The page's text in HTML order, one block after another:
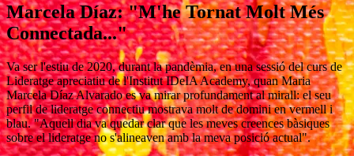
Marcela Díaz: "M'he Tornat Molt Més
Connectada..."
Va ser l'estiu de 2020, durant la pandèmia, en una sessió del curs de
Lideratge apreciatiu de l'Institut IDeIA Academy, quan Maria
Marcela Díaz Alvarado es va mirar profundament al mirall: el seu
perfil de lideratge connectiu mostrava molt de domini en vermell i
blau. "Aquell dia va quedar clar que les meves creences bàsiques
sobre el lideratge no s'alineaven amb la meva posició actual".